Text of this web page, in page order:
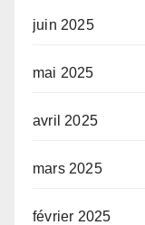
juin 2025
mai 2025
avril 2025
mars 2025
février 2025